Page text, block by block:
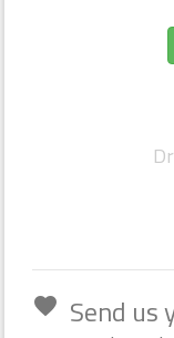
favorite Send us